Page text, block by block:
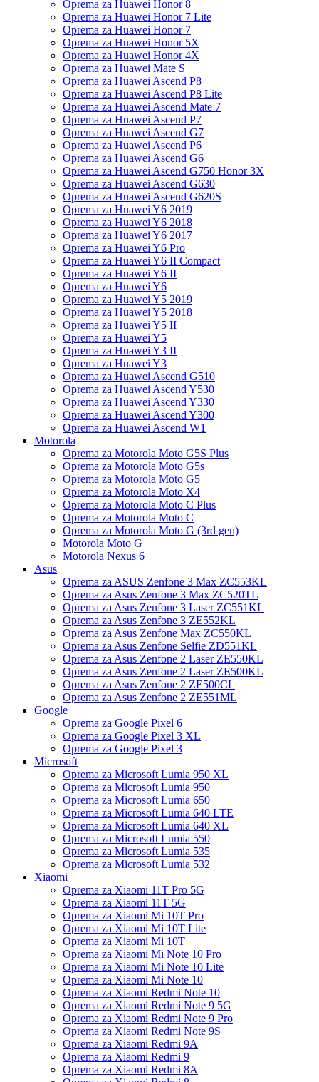
Oprema za Huawei Honor 8
Oprema za Huawei Honor 7 Lite
Oprema za Huawei Honor 7
Oprema za Huawei Honor 5X
Oprema za Huawei Honor 4X
Oprema za Huawei Mate S
Oprema za Huawei Ascend P8
Oprema za Huawei Ascend P8 Lite
Oprema za Huawei Ascend Mate 7
Oprema za Huawei Ascend P7
Oprema za Huawei Ascend G7
Oprema za Huawei Ascend P6
Oprema za Huawei Ascend G6
Oprema za Huawei Ascend G750 Honor 3X
Oprema za Huawei Ascend G630
Oprema za Huawei Ascend G620S
Oprema za Huawei Y6 2019
Oprema za Huawei Y6 2018
Oprema za Huawei Y6 2017
Oprema za Huawei Y6 Pro
Oprema za Huawei Y6 II Compact
Oprema za Huawei Y6 II
Oprema za Huawei Y6
Oprema za Huawei Y5 2019
Oprema za Huawei Y5 2018
Oprema za Huawei Y5 II
Oprema za Huawei Y5
Oprema za Huawei Y3 II
Oprema za Huawei Y3
Oprema za Huawei Ascend G510
Oprema za Huawei Ascend Y530
Oprema za Huawei Ascend Y330
Oprema za Huawei Ascend Y300
Oprema za Huawei Ascend W1
Motorola
Oprema za Motorola Moto G5S Plus
Oprema za Motorola Moto G5s
Oprema za Motorola Moto G5
Oprema za Motorola Moto X4
Oprema za Motorola Moto C Plus
Oprema za Motorola Moto C
Oprema za Motorola Moto G (3rd gen)
Motorola Moto G
Motorola Nexus 6
Asus
Oprema za ASUS Zenfone 3 Max ZC553KL
Oprema za Asus Zenfone 3 Max ZC520TL
Oprema za Asus Zenfone 3 Laser ZC551KL
Oprema za Asus Zenfone 3 ZE552KL
Oprema za Asus Zenfone Max ZC550KL
Oprema za Asus Zenfone Selfie ZD551KL
Oprema za Asus Zenfone 2 Laser ZE550KL
Oprema za Asus Zenfone 2 Laser ZE500KL
Oprema za Asus Zenfone 2 ZE500CL
Oprema za Asus Zenfone 2 ZE551ML
Google
Oprema za Google Pixel 6
Oprema za Google Pixel 3 XL
Oprema za Google Pixel 3
Microsoft
Oprema za Microsoft Lumia 950 XL
Oprema za Microsoft Lumia 950
Oprema za Microsoft Lumia 650
Oprema za Microsoft Lumia 640 LTE
Oprema za Microsoft Lumia 640 XL
Oprema za Microsoft Lumia 550
Oprema za Microsoft Lumia 535
Oprema za Microsoft Lumia 532
Xiaomi
Oprema za Xiaomi 11T Pro 5G
Oprema za Xiaomi 11T 5G
Oprema za Xiaomi Mi 10T Pro
Oprema za Xiaomi Mi 10T Lite
Oprema za Xiaomi Mi 10T
Oprema za Xiaomi Mi Note 10 Pro
Oprema za Xiaomi Mi Note 10 Lite
Oprema za Xiaomi Mi Note 10
Oprema za Xiaomi Redmi Note 10
Oprema za Xiaomi Redmi Note 9 5G
Oprema za Xiaomi Redmi Note 9 Pro
Oprema za Xiaomi Redmi Note 9S
Oprema za Xiaomi Redmi 9A
Oprema za Xiaomi Redmi 9
Oprema za Xiaomi Redmi 8A